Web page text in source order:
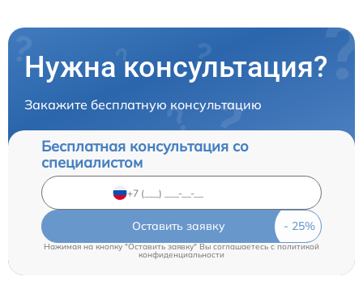
Нужна консультация?
Закажите бесплатную консультацию
Бесплатная консультация со
специалистом
Оставить заявку
Нажимая на кнопку "Оставить заявку" Вы соглашаетесь c политикой
конфиденциальности